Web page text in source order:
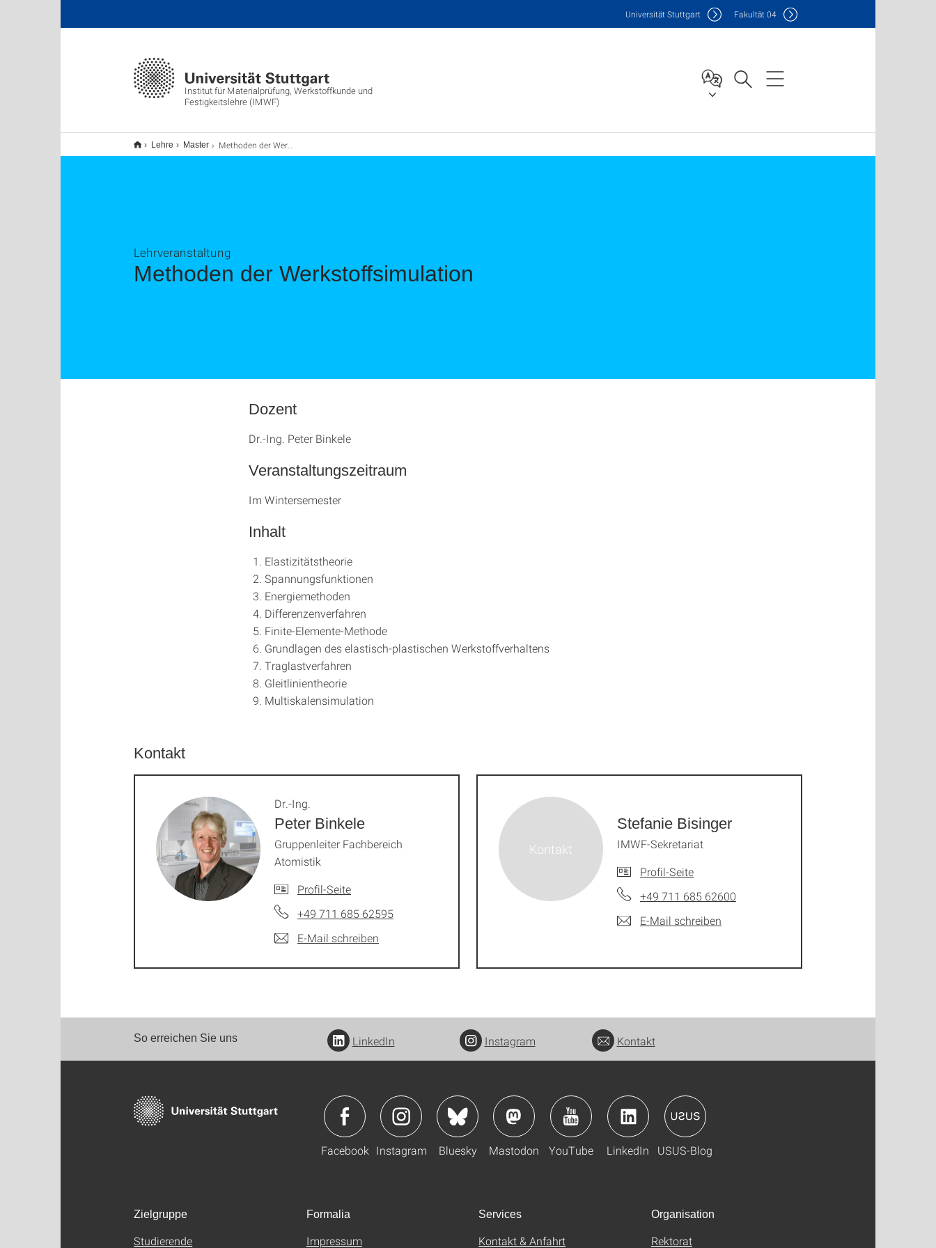
Institut für Materialprüfung, Werkstoffkunde und
Festigkeitslehre (IMWF)
Universität Stuttgart Fakultät04
Lehre Master Methoden der Werkstoffsimulation
Methoden der Werkstoffsimulation
Lehrveranstaltung
Dozent
Dr.-Ing. Peter Binkele
Veranstaltungszeitraum
Im Wintersemester
Inhalt
Elastizitätstheorie
Spannungsfunktionen
Energiemethoden
Differenzenverfahren
Finite-Elemente-Methode
Grundlagen des elastisch-plastischen Werkstoffverhaltens
Traglastverfahren
Gleitlinientheorie
Multiskalensimulation
Kontakt
Peter Binkele
Dr.-Ing.
Gruppenleiter Fachbereich
Atomistik
Profil-Seite
+49 711 685 62595
E-Mail schreiben
Stefanie Bisinger
IMWF-Sekretariat
Profil-Seite
+49 711 685 62600
E-Mail schreiben
So erreichen Sie uns LinkedIn Instagram Kontakt
Facebook Instagram Bluesky Mastodon YouTube LinkedIn USUS-Blog
Zielgruppe
Studierende
Formalia
Impressum
Services
Kontakt & Anfahrt
Organisation
Rektorat